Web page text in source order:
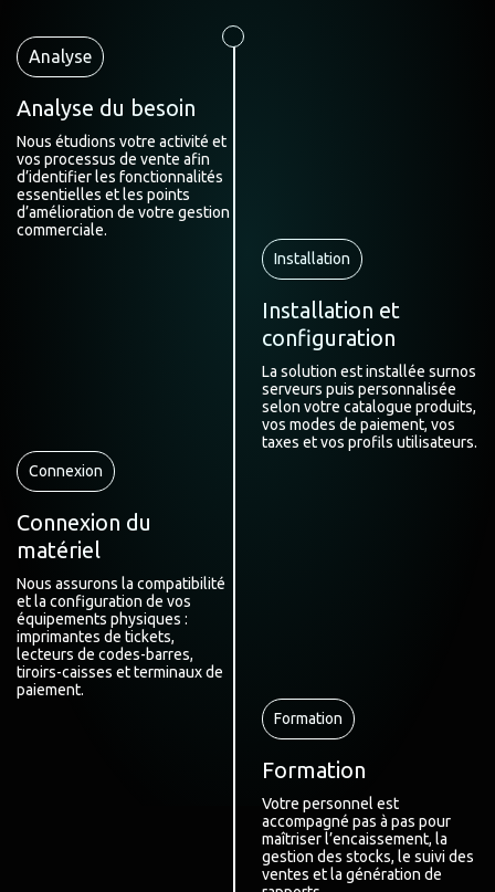
Analyse
Analyse du besoin
Nous étudions votre activité et
vos processus de vente afin
d’identifier les fonctionnalités
essentielles et les points
d’amélioration de votre gestion
commerciale.
Installation
Installation et
configuration
La solution est installée surnos
serveurs puis personnalisée
selon votre catalogue produits,
vos modes de paiement, vos
taxes et vos profils utilisateurs.
Connexion
Connexion du
matériel
Nous assurons la compatibilité
et la configuration de vos
équipements physiques :
imprimantes de tickets,
lecteurs de codes-barres,
tiroirs-caisses et terminaux de
paiement.
Formation
Formation
Votre personnel est
accompagné pas à pas pour
maîtriser l’encaissement, la
gestion des stocks, le suivi des
ventes et la génération de